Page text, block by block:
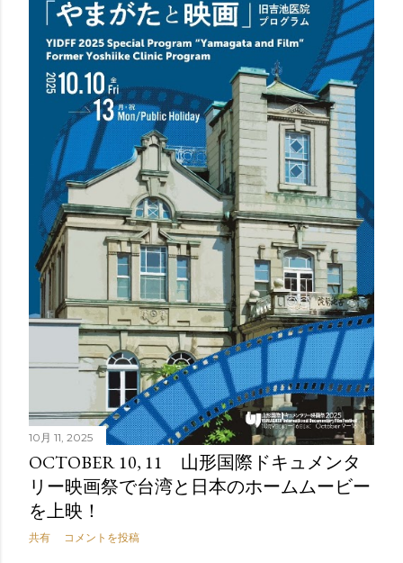
10月 11, 2025
OCTOBER 10, 11 山形国際ドキュメンタ
リー映画祭で台湾と日本のホームムービー
を上映！
共有 コメントを投稿